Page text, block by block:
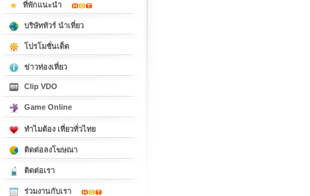
ที่พักแนะนำ
บริษัททัวร์ นำเที่ยว
โปรโมชั่นเด็ด
ข่าวท่องเที่ยว
Clip VDO
Game Online
ทำไมต้อง เที่ยวทั่วไทย
ติดต่อลงโฆษณา
ติดต่อเรา
ร่วมงานกับเรา